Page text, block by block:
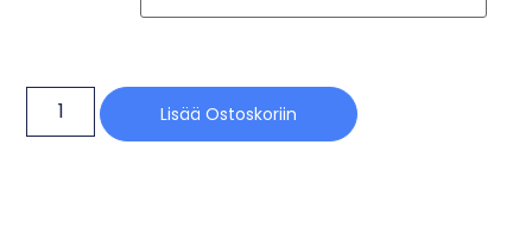
Lisää Ostoskoriin